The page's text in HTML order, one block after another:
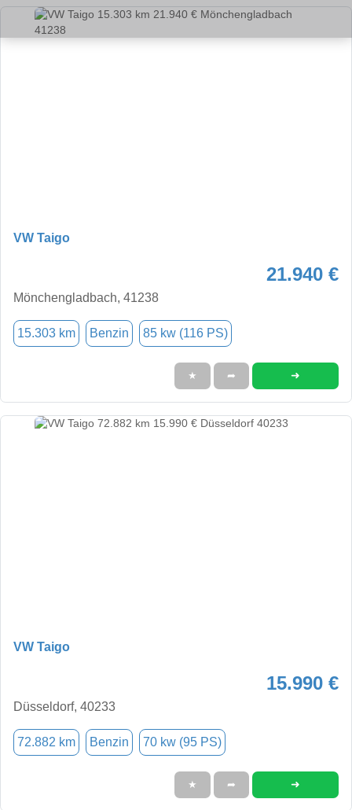
VW Taigo
21.940 €
Mönchengladbach, 41238
15.303 km Benzin 85 kw (116 PS)
★ ➦ ➜
VW Taigo
15.990 €
Düsseldorf, 40233
72.882 km Benzin 70 kw (95 PS)
★ ➦ ➜